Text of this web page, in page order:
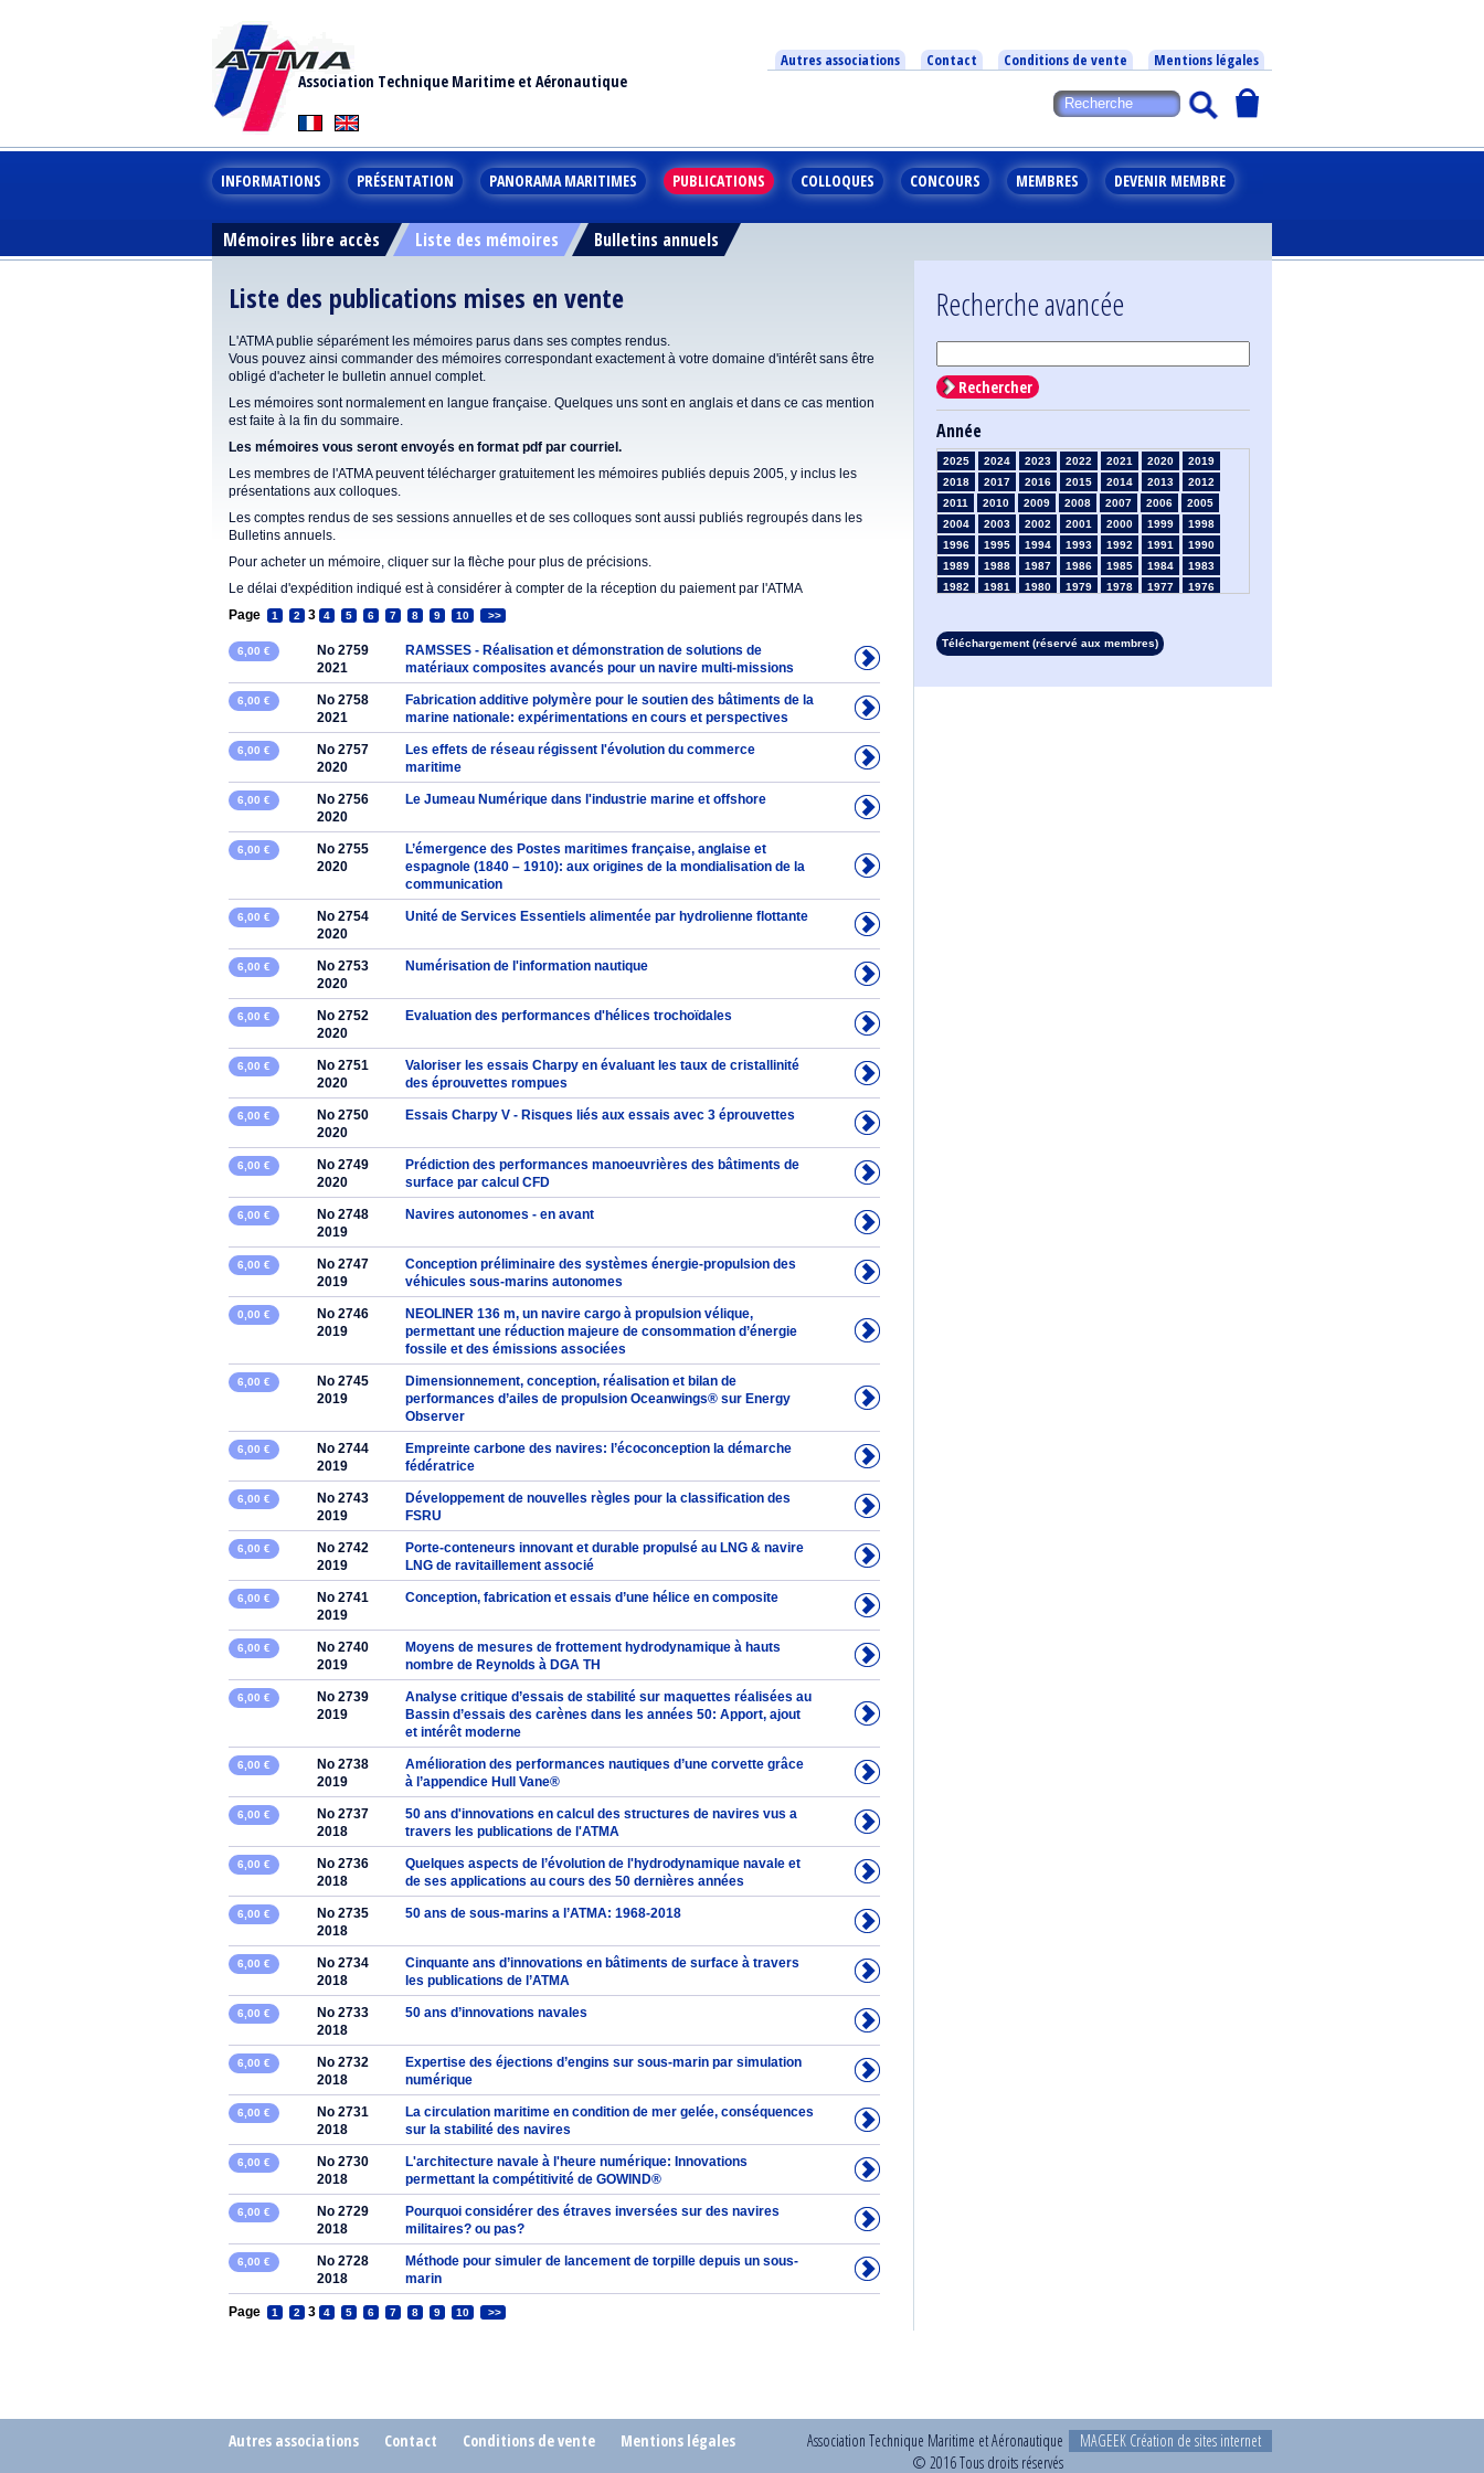
Association Technique Maritime et Aéronautique
Autres associations Contact Conditions de vente Mentions légales
INFORMATIONS PRÉSENTATION PANORAMA MARITIMES PUBLICATIONS COLLOQUES CONCOURS MEMBRES DEVENIR MEMBRE
Mémoires libre accès Liste des mémoires Bulletins annuels
Liste des publications mises en vente
L'ATMA publie séparément les mémoires parus dans ses comptes rendus.
Vous pouvez ainsi commander des mémoires correspondant exactement à votre domaine d'intérêt sans être
obligé d'acheter le bulletin annuel complet.
Les mémoires sont normalement en langue française. Quelques uns sont en anglais et dans ce cas mention
est faite à la fin du sommaire.
Les mémoires vous seront envoyés en format pdf par courriel.
Les membres de l'ATMA peuvent télécharger gratuitement les mémoires publiés depuis 2005, y inclus les
présentations aux colloques.
Les comptes rendus de ses sessions annuelles et de ses colloques sont aussi publiés regroupés dans les
Bulletins annuels.
Pour acheter un mémoire, cliquer sur la flèche pour plus de précisions.
Le délai d'expédition indiqué est à considérer à compter de la réception du paiement par l'ATMA
Page
1 2 3 4 5 6 7 8 9 10 >>
6,00 €
No 2759
2021
RAMSSES - Réalisation et démonstration de solutions de
matériaux composites avancés pour un navire multi-missions
6,00 €
No 2758
2021
Fabrication additive polymère pour le soutien des bâtiments de la
marine nationale: expérimentations en cours et perspectives
6,00 €
No 2757
2020
Les effets de réseau régissent l'évolution du commerce
maritime
6,00 €
No 2756
2020
Le Jumeau Numérique dans l'industrie marine et offshore
6,00 €
No 2755
2020
L’émergence des Postes maritimes française, anglaise et
espagnole (1840 – 1910): aux origines de la mondialisation de la
communication
6,00 €
No 2754
2020
Unité de Services Essentiels alimentée par hydrolienne flottante
6,00 €
No 2753
2020
Numérisation de l'information nautique
6,00 €
No 2752
2020
Evaluation des performances d'hélices trochoïdales
6,00 €
No 2751
2020
Valoriser les essais Charpy en évaluant les taux de cristallinité
des éprouvettes rompues
6,00 €
No 2750
2020
Essais Charpy V - Risques liés aux essais avec 3 éprouvettes
6,00 €
No 2749
2020
Prédiction des performances manoeuvrières des bâtiments de
surface par calcul CFD
6,00 €
No 2748
2019
Navires autonomes - en avant
6,00 €
No 2747
2019
Conception préliminaire des systèmes énergie-propulsion des
véhicules sous-marins autonomes
0,00 €
No 2746
2019
NEOLINER 136 m, un navire cargo à propulsion vélique,
permettant une réduction majeure de consommation d’énergie
fossile et des émissions associées
6,00 €
No 2745
2019
Dimensionnement, conception, réalisation et bilan de
performances d’ailes de propulsion Oceanwings® sur Energy
Observer
6,00 €
No 2744
2019
Empreinte carbone des navires: l’écoconception la démarche
fédératrice
6,00 €
No 2743
2019
Développement de nouvelles règles pour la classification des
FSRU
6,00 €
No 2742
2019
Porte-conteneurs innovant et durable propulsé au LNG & navire
LNG de ravitaillement associé
6,00 €
No 2741
2019
Conception, fabrication et essais d’une hélice en composite
6,00 €
No 2740
2019
Moyens de mesures de frottement hydrodynamique à hauts
nombre de Reynolds à DGA TH
6,00 €
No 2739
2019
Analyse critique d’essais de stabilité sur maquettes réalisées au
Bassin d’essais des carènes dans les années 50: Apport, ajout
et intérêt moderne
6,00 €
No 2738
2019
Amélioration des performances nautiques d’une corvette grâce
à l’appendice Hull Vane®
6,00 €
No 2737
2018
50 ans d'innovations en calcul des structures de navires vus a
travers les publications de l'ATMA
6,00 €
No 2736
2018
Quelques aspects de l’évolution de l'hydrodynamique navale et
de ses applications au cours des 50 dernières années
6,00 €
No 2735
2018
50 ans de sous-marins a l’ATMA: 1968-2018
6,00 €
No 2734
2018
Cinquante ans d’innovations en bâtiments de surface à travers
les publications de l’ATMA
6,00 €
No 2733
2018
50 ans d’innovations navales
6,00 €
No 2732
2018
Expertise des éjections d’engins sur sous-marin par simulation
numérique
6,00 €
No 2731
2018
La circulation maritime en condition de mer gelée, conséquences
sur la stabilité des navires
6,00 €
No 2730
2018
L'architecture navale à l'heure numérique: Innovations
permettant la compétitivité de GOWIND®
6,00 €
No 2729
2018
Pourquoi considérer des étraves inversées sur des navires
militaires? ou pas?
6,00 €
No 2728
2018
Méthode pour simuler de lancement de torpille depuis un sous-
marin
Page 1 2 3 4 5 6 7 8 9 10 >>
Recherche avancée
Rechercher
Année
2025 2024 2023 2022 2021 2020
2019
2018
2017 2016 2015 2014 2013
2012
2011
2010 2009 2008 2007 2006
2005
2004
2003 2002 2001 2000 1999
1998
1996
1995 1994 1993 1992 1991
1990
1989
1988 1987 1986 1985 1984
1983
1982
1981 1980 1979 1978 1977
1976
1961
1960 1959 1958 1957 1956
Téléchargement (réservé aux membres)
Autres associations Contact Conditions de vente Mentions légales
Association Technique Maritime et Aéronautique
© 2016 Tous droits réservés
MAGEEK Création de sites internet